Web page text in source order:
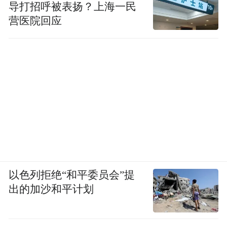
导打招呼被表扬？上海一民
营医院回应
以色列拒绝“和平委员会”提
出的加沙和平计划